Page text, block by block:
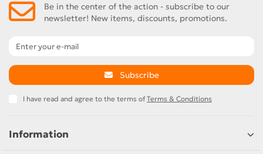
Be in the center of the action - subscribe to our
newsletter! New items, discounts, promotions.
Subscribe
I have read and agree to the terms ofTerms & Conditions
Information